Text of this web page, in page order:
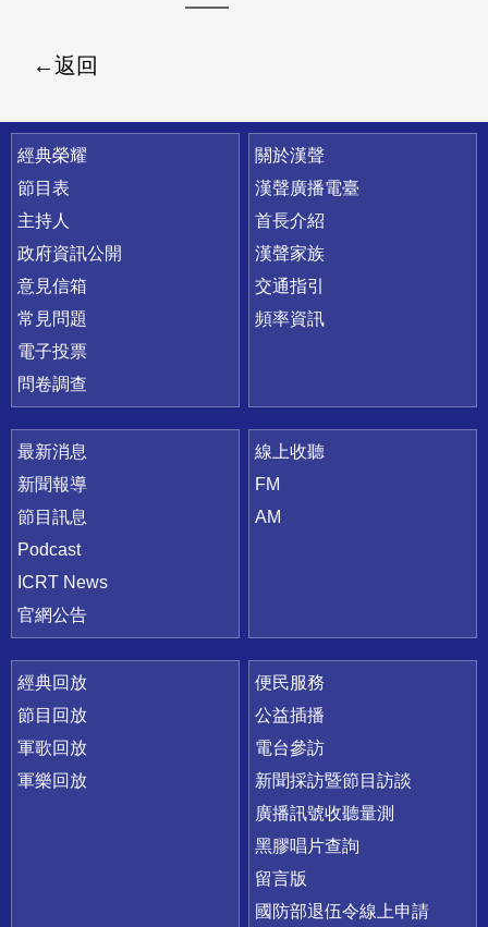
返回
快速連結
經典榮耀
節目表
主持人
政府資訊公開
意見信箱
常見問題
電子投票
問卷調查
關於漢聲
漢聲廣播電臺
首長介紹
漢聲家族
交通指引
頻率資訊
最新消息
新聞報導
節目訊息
Podcast
ICRT News
官網公告
線上收聽
FM
AM
經典回放
節目回放
軍歌回放
軍樂回放
便民服務
公益插播
電台參訪
新聞採訪暨節目訪談
廣播訊號收聽量測
黑膠唱片查詢
留言版
國防部退伍令線上申請